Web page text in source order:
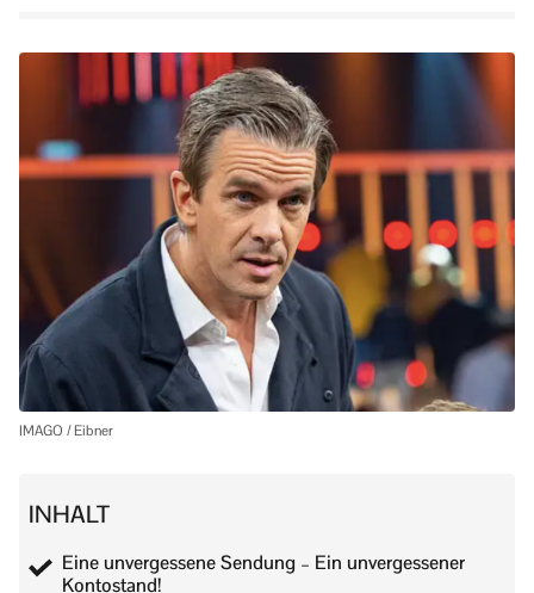
IMAGO / Eibner
INHALT
Eine unvergessene Sendung – Ein unvergessener
Kontostand!